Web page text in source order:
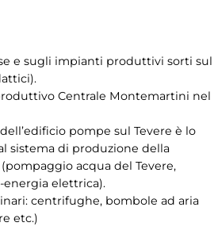
e sugli impianti produttivi sorti sul
Centrale Montemartini nel
pompe sul Tevere è lo
sistema di produzione della
acqua del Tevere,
elettrica).
centrifughe, bombole ad aria
etc.)